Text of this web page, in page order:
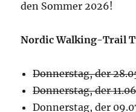
den Sommer 2026!
Nordic Walking-Trail
Donnerstag, der
Donnerstag, der
Donnerstag, der